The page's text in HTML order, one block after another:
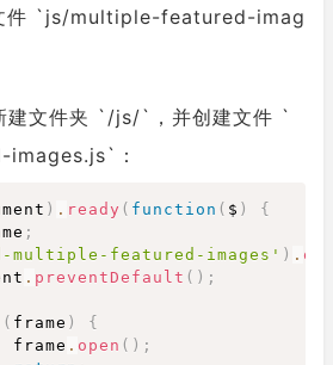
件 `js/multiple-featured-imag
建文件夹 `/js/`，并创建文件 `
：
) . ready ( function ( $ )
{
;
multiple-featured-images' ) . on
. preventDefault ( ) ;
( frame )
{
frame
. open ( ) ;
Copy